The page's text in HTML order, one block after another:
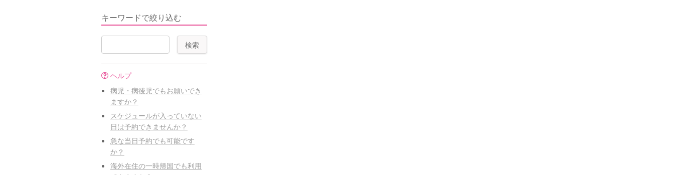
キーワードで絞り込む
ヘルプ
病児・病後児でもお願いでき
ますか？
スケジュールが入っていない
日は予約できませんか？
急な当日予約でも可能です
か？
海外在住の一時帰国でも利用